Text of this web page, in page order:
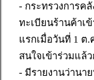
- กระทรวงการค
ทะเบียนร้านค้าเ
แรกเมื่อวันที่ 1 ต.
สนใจเข้าร่วมแล้
- มีรายงานว่าน